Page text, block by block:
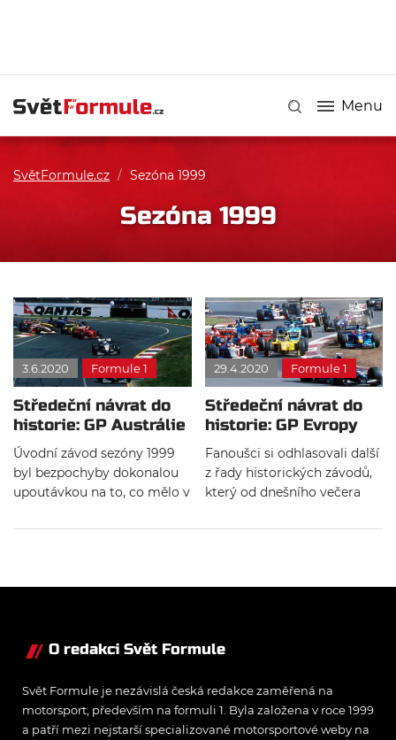
Menu
SvětFormule.cz / Sezóna 1999
Sezóna 1999
3.6.2020 Formule 1
Středeční návrat do
historie: GP Austrálie
1999
Úvodní závod sezóny 1999
byl bezpochyby dokonalou
upoutávkou na to, co mělo v
Technické potíže, nehody,
dnes pamětníci úvodního
můžete připomenout.
29.4.2020 Formule 1
Středeční návrat do
historie: GP Evropy
1999
Fanoušci si odhlasovali další
z řady historických závodů,
který od dnešního večera
Tentokrát zavítáme do
1999 odjela GP Evropy.
O redakci Svět Formule
Svět Formule je nezávislá česká redakce zaměřená na
motorsport, především na formuli 1. Byla založena v roce 1999
a patří mezi nejstarší specializované motorsportové weby na